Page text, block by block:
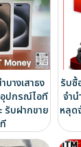
างเสาธง
ปกรณ์ไอที
รับฝากขาย
รับซื้
จำ
หลุด